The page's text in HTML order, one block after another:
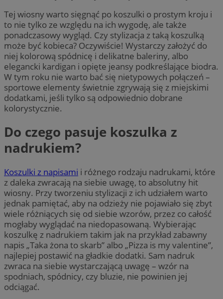
Tej wiosny warto sięgnąć po koszulki o prostym kroju i
to nie tylko ze względu na ich wygodę, ale także
ponadczasowy wygląd. Czy stylizacja z taką koszulką
może być kobieca? Oczywiście! Wystarczy założyć do
niej kolorową spódnicę i delikatne baleriny, albo
elegancki kardigan i opięte jeansy podkreślające biodra.
W tym roku nie warto bać się nietypowych połączeń –
sportowe elementy świetnie zgrywają się z miejskimi
dodatkami, jeśli tylko są odpowiednio dobrane
kolorystycznie.
Do czego pasuje koszulka z
nadrukiem?
Koszulki z napisami i różnego rodzaju nadrukami, które
z daleka zwracają na siebie uwagę, to absolutny hit
wiosny. Przy tworzeniu stylizacji z ich udziałem warto
jednak pamiętać, aby na odzieży nie pojawiało się zbyt
wiele różniących się od siebie wzorów, przez co całość
mogłaby wyglądać na niedopasowaną. Wybierając
koszulkę z nadrukiem takim jak na przykład zabawny
napis „Taka żona to skarb” albo „Pizza is my valentine”,
najlepiej postawić na gładkie dodatki. Sam nadruk
zwraca na siebie wystarczającą uwagę – wzór na
spodniach, spódnicy, czy bluzie, nie powinien jej
odciągać.